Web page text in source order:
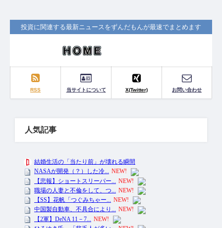
投資に関連する最新ニュースをずんだもんが最速でまとめます
RSS 当サイトについて X(Twitter) お問い合わせ
人気記事